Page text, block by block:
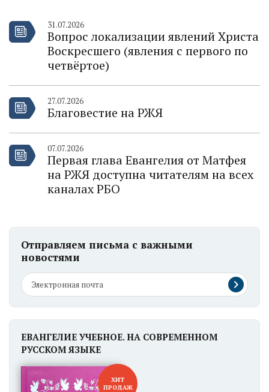
31.07.2026
Вопрос локализации явлений Христа
Воскресшего (явления с первого по
четвёртое)
27.07.2026
Благовестие на РЖЯ
07.07.2026
Первая глава Евангелия от Матфея
на РЖЯ доступна читателям на всех
каналах РБО
Отправляем письма с важными
новостями
ЕВАНГЕЛИЕ УЧЕБНОЕ. НА СОВРЕМЕННОМ
РУССКОМ ЯЗЫКЕ
ХИТ
ПРОДАЖ